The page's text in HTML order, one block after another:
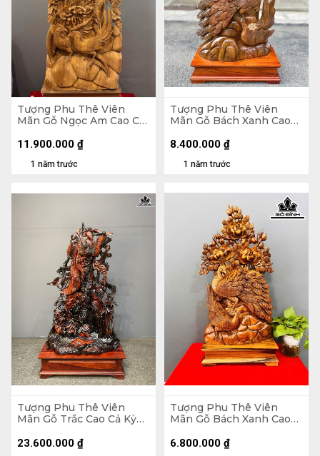
Tượng Phu Thê Viên
Mãn Gỗ Ngọc Am Cao Cả
(cm) - Kỷ Cao 15 (cm)
1 năm trước
11.900.000 ₫
Tượng Phu Thê Viên
Mãn Gỗ Bách Xanh Cao
(cm) - Kỷ Cao 10 (cm)
1 năm trước
8.400.000 ₫
Tượng Phu Thê Viên
Mãn Gỗ Trắc Cao Cả Kỷ
- Kỷ Cao 20 (cm)
23.600.000 ₫
Tượng Phu Thê Viên
Mãn Gỗ Bách Xanh Cao
6.800.000 ₫